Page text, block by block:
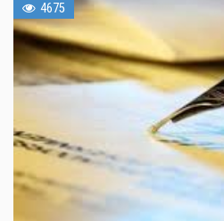
4675